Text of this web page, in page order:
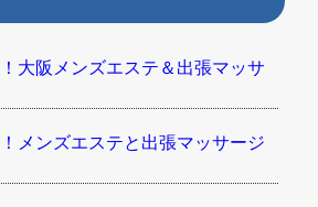
大阪メンズエステ＆出張マッサ
メンズエステと出張マッサージ